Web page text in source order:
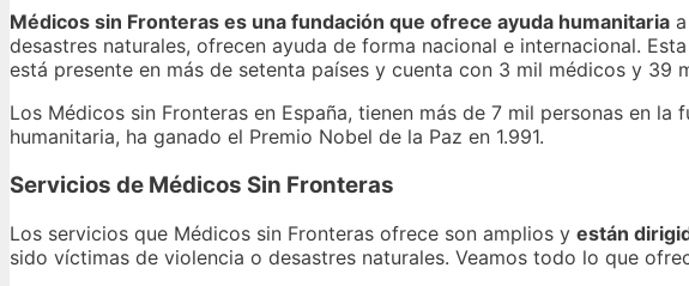
Médicos sin Fronteras es una fundación que ofrece ayuda humanitaria
desastres naturales, ofrecen ayuda de forma nacional e internacional.
está presente en más de setenta países y cuenta con 3 mil médicos y
Los Médicos sin Fronteras en España, tienen más de 7 mil personas en
humanitaria, ha ganado el Premio Nobel de la Paz en 1.991.
Servicios de Médicos Sin Fronteras
Los servicios que Médicos sin Fronteras ofrece son amplios y están
sido víctimas de violencia o desastres naturales. Veamos todo lo que